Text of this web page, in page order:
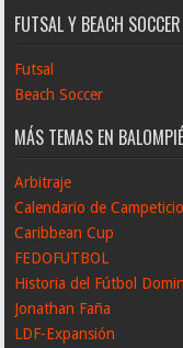
FUTSAL Y BEACH SOCCER
Futsal
Beach Soccer
MÁS TEMAS EN
Arbitraje
Calendario de
Caribbean Cup
FEDOFUTBOL
Historia del Fútbol
Jonathan Faña
LDF-Expansión